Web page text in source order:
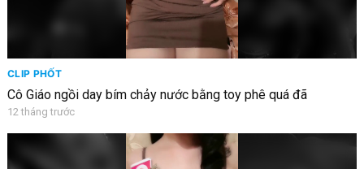
CLIP PHỐT
Cô Giáo ngồi day bím chảy nước bằng toy phê quá đã
12 tháng trước